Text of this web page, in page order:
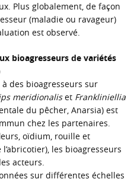
Plus globalement, de façon
(maladie ou ravageur)
est observé.
bioagresseurs de variétés
à des bioagresseurs sur
meridionaliset Frankliniellia
du pêcher, Anarsia) est
chez les partenaires.
oïdium, rouille et
les bioagresseurs
acteurs.
sur différentes échelles